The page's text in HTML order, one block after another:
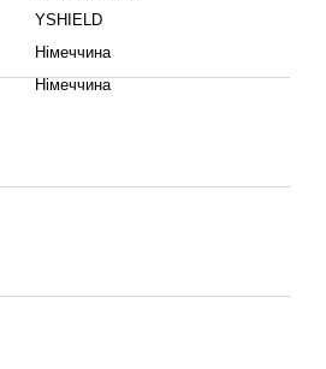
YSHIELD
Німеччина
Німеччина